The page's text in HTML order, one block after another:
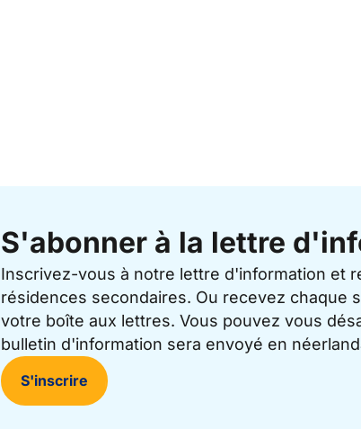
S'abonner à la lettre
Inscrivez-vous à notre lettre d'information et
résidences secondaires. Ou recevez chaque
votre boîte aux lettres. Vous pouvez vous
bulletin d'information sera envoyé en
S'inscrire